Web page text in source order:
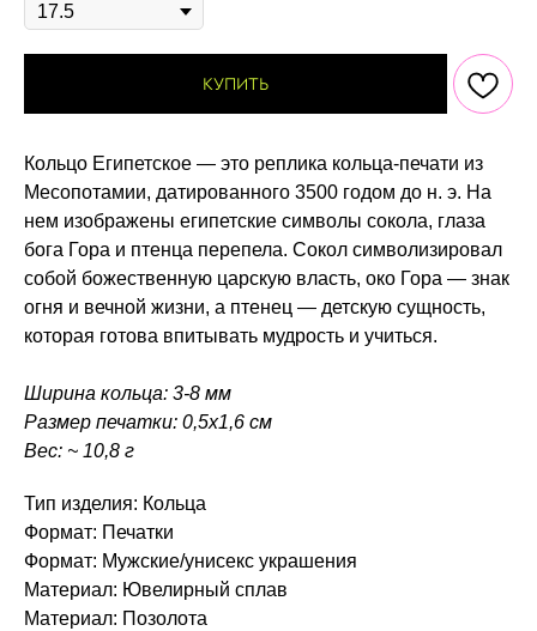
КУПИТЬ
Кольцо Египетское — это реплика кольца-печати из
Месопотамии, датированного 3500 годом до н. э. На
нем изображены египетские символы сокола, глаза
бога Гора и птенца перепела. Сокол символизировал
собой божественную царскую власть, око Гора — знак
огня и вечной жизни, а птенец — детскую сущность,
которая готова впитывать мудрость и учиться.
Ширина кольца: 3-8 мм
Размер печатки: 0,5х1,6 см
Вес: ~ 10,8 г
Тип изделия: Кольца
Формат: Печатки
Формат: Мужские/унисекс украшения
Материал: Ювелирный сплав
Материал: Позолота